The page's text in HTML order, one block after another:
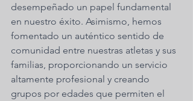
desempeñado un papel fundamental
en nuestro éxito. Asimismo, hemos
fomentado un auténtico sentido de
comunidad entre nuestras atletas y sus
familias, proporcionando un servicio
altamente profesional y creando
grupos por edades que permiten el